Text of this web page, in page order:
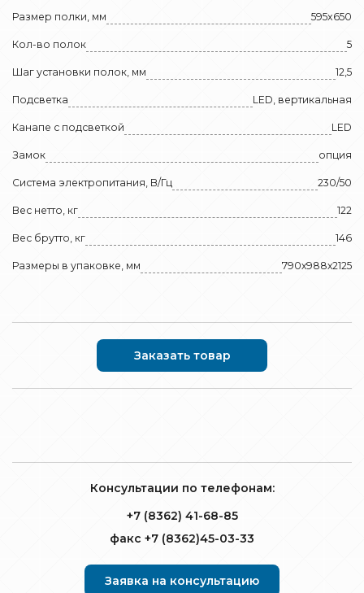
Размер полки, мм 595x650
Кол-во полок 5
Шаг установки полок, мм 12,5
Подсветка LED, вертикальная
Канапе с подсветкой LED
Замок опция
Система электропитания, В/Гц 230/50
Вес нетто, кг 122
Вес брутто, кг 146
Размеры в упаковке, мм 790х988х2125
Заказать товар
Консультации по телефонам:
+7 (8362) 41-68-85
факс +7 (8362)45-03-33
Заявка на консультацию